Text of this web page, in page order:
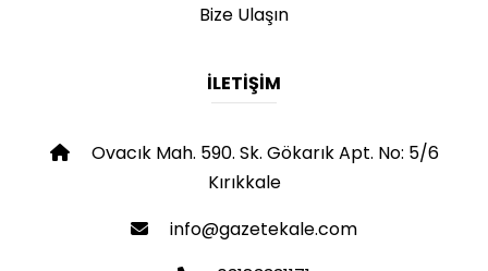
Bize Ulaşın
İLETIŞIM
Ovacık Mah. 590. Sk. Gökarık Apt. No: 5/6
Kırıkkale
info@gazetekale.com